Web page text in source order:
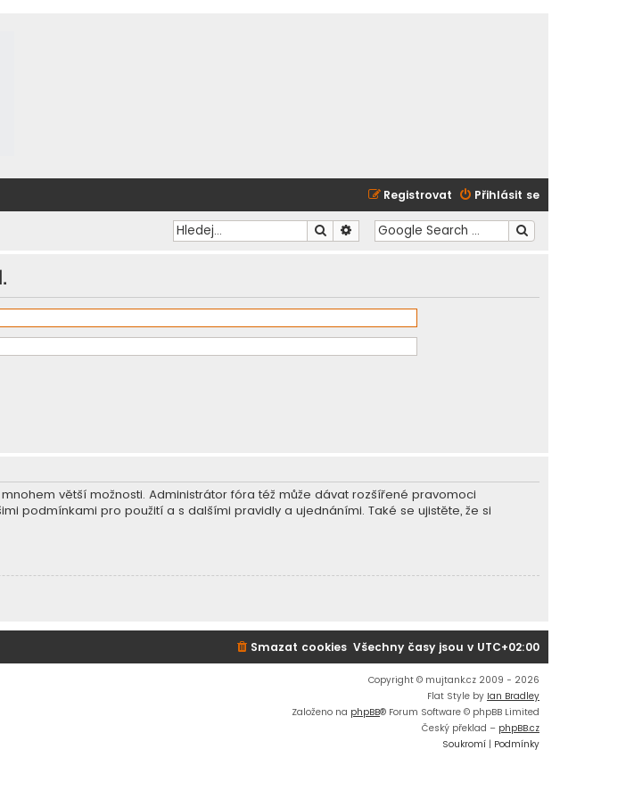
Přihlásit se
Registrovat
Hledat Pokročilé hledání
větší možnosti. Administrátor fóra též může dávat rozšířené pravomoci
podmínkami pro použití a s dalšími pravidly a ujednáními. Také se ujistěte, že si
Všechny časy jsou v UTC+02:00
Smazat cookies
Copyright © mujtank.cz 2009 - 2026
Flat Style by Ian Bradley
Založeno na phpBB® Forum Software © phpBB Limited
Český překlad – phpBB.cz
Soukromí | Podmínky